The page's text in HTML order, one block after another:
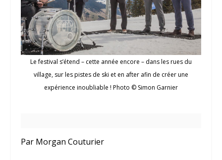
Le festival s’étend – cette année encore – dans les rues du
village, sur les pistes de ski et en after afin de créer une
expérience inoubliable ! Photo © Simon Garnier
Par Morgan Couturier